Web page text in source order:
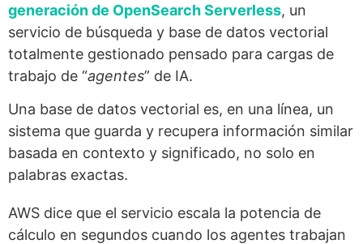
generación de OpenSearch Serverless, un
servicio de búsqueda y base de datos vectorial
totalmente gestionado pensado para cargas de
trabajo de “agentes” de IA.
Una base de datos vectorial es, en una línea, un
sistema que guarda y recupera información similar
basada en contexto y significado, no solo en
palabras exactas.
AWS dice que el servicio escala la potencia de
cálculo en segundos cuando los agentes trabajan